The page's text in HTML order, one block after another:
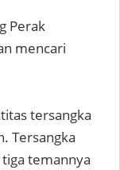
Perak
mencari
tersangka
Tersangka
temannya